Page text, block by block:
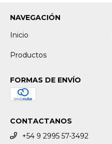
NAVEGACIÓN
Inicio
Productos
FORMAS DE ENVÍO
CONTACTANOS
+54 9 2995 57-3492